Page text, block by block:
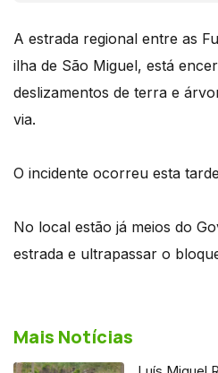
A estrada regional entre as
ilha de São Miguel, está
deslizamentos de terra e
via.
O incidente ocorreu esta
No local estão já meios do
estrada e ultrapassar o
Mais Notícias